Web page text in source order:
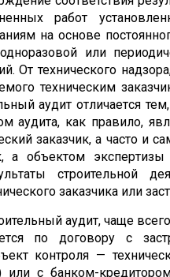
ра­бот
на ос­но­ве
или
От тех­ни­чес­ко­го
тех­ни­чес­ким
а­удит от­ли­ча­ет­ся
а­уди­та, как пра­вило,
за­каз­чик, а час­то и
а объ­ек­том эк­спер­ти­зы
стро­итель­ной
за­каз­чи­ка или
а­удит, ча­ще
по до­гово­ру с
кон­тро­ля —
или с бан­ком-